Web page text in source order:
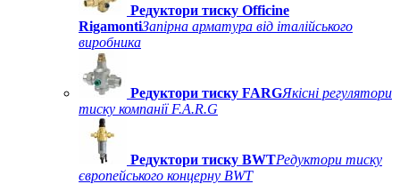
Редуктори тиску Officine
RigamontiЗапірна арматура від італійського
виробника
Редуктори тиску FARGЯкісні регулятори
тиску компанії F.A.R.G
Редуктори тиску BWTРедуктори тиску
європейського концерну BWT